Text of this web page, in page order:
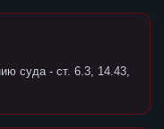
суда - ст. 6.3, 14.43,